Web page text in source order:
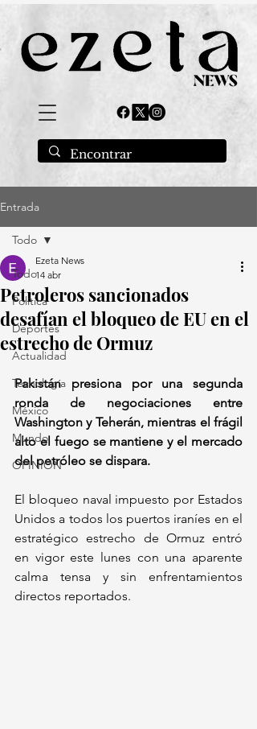
Entrada
Todo
Política
Deportes
Actualidad
Tecnología
México
Mundo
OPINIÓN
Todo
Petroleros sancionados
desafían el bloqueo de EU en el
estrecho de Ormuz
Ezeta News
14 abr
Pakistán presiona por una segunda
ronda de negociaciones entre
Washington y Teherán, mientras el frágil
alto el fuego se mantiene y el mercado
del petróleo se dispara.
El bloqueo naval impuesto por Estados
Unidos a todos los puertos iraníes en el
estratégico estrecho de Ormuz entró
en vigor este lunes con una aparente
calma tensa y sin enfrentamientos
directos reportados.